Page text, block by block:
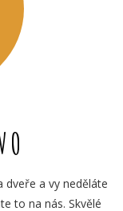
dveře a vy neděláte
to na nás. Skvělé